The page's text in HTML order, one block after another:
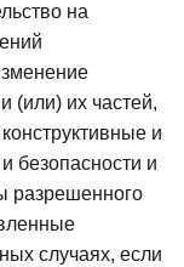
на
(или) их частей,
и
безопасности и
разрешенного
случаях, если